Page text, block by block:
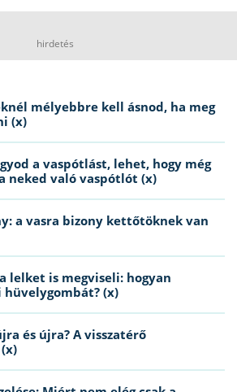
hirdetés
mélyebbre kell ásnod, ha meg
(x)
a vaspótlást, lehet, hogy még
neked való vaspótlót (x)
a vasra bizony kettőtöknek van
lelket is megviseli: hogyan
(x)
és újra? A visszatérő